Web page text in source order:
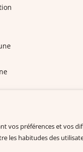
préférences et vos
les habitudes des